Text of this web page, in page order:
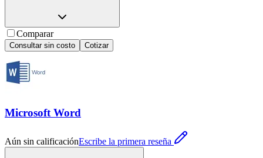
Comparar
Consultar sin costo Cotizar
Microsoft Word
Aún sin calificaciónEscribe la primera reseña